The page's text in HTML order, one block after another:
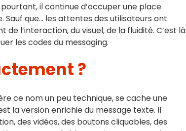
il continue d’occuper une place
que… les attentes des utilisateurs ont
l’interaction, du visuel, de la fluidité. C’est là
les codes du messaging.
?
ce nom un peu technique, se cache une
la version enrichie du message texte. Il
des vidéos, des boutons cliquables, des